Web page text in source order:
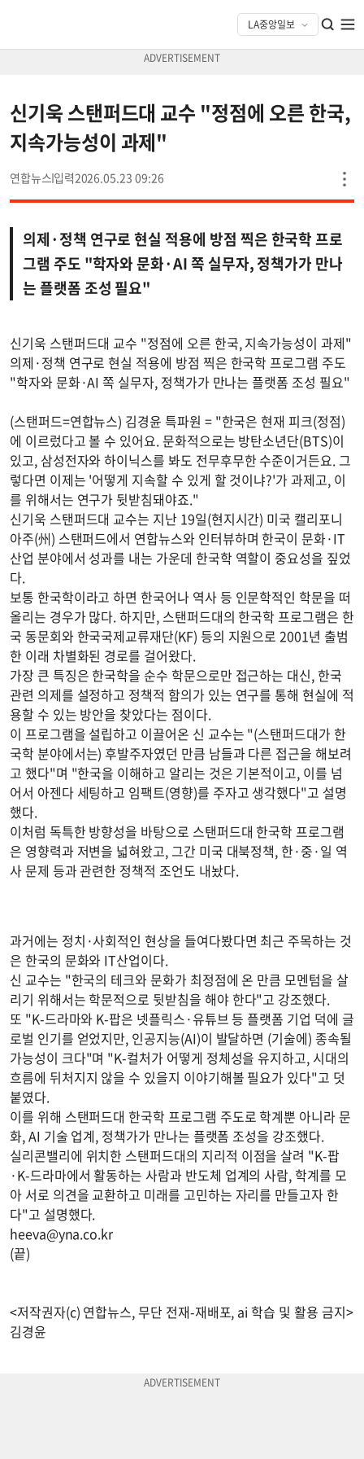
신기욱 스탠퍼드대 교수 "정점에 오른 한국,
지속가능성이 과제"
연합뉴스 2026.05.23 09:26
의제·정책 연구로 현실 적용에 방점 찍은 한국학 프로
그램 주도 "학자와 문화·AI 쪽 실무자, 정책가가 만나
는 플랫폼 조성 필요"
신기욱 스탠퍼드대 교수 "정점에 오른 한국, 지속가능성이 과제"
의제·정책 연구로 현실 적용에 방점 찍은 한국학 프로그램 주도
"학자와 문화·AI 쪽 실무자, 정책가가 만나는 플랫폼 조성 필요"
(스탠퍼드=연합뉴스) 김경윤 특파원 = "한국은 현재 피크(정점)
에 이르렀다고 볼 수 있어요. 문화적으로는 방탄소년단(BTS)이
있고, 삼성전자와 하이닉스를 봐도 전무후무한 수준이거든요. 그
렇다면 이제는 '어떻게 지속할 수 있게 할 것이냐?'가 과제고, 이
를 위해서는 연구가 뒷받침돼야죠."
신기욱 스탠퍼드대 교수는 지난 19일(현지시간) 미국 캘리포니
아주(州) 스탠퍼드에서 연합뉴스와 인터뷰하며 한국이 문화·IT
산업 분야에서 성과를 내는 가운데 한국학 역할이 중요성을 짚었
다.
보통 한국학이라고 하면 한국어나 역사 등 인문학적인 학문을 떠
올리는 경우가 많다. 하지만, 스탠퍼드대의 한국학 프로그램은 한
국 동문회와 한국국제교류재단(KF) 등의 지원으로 2001년 출범
한 이래 차별화된 경로를 걸어왔다.
가장 큰 특징은 한국학을 순수 학문으로만 접근하는 대신, 한국
관련 의제를 설정하고 정책적 함의가 있는 연구를 통해 현실에 적
용할 수 있는 방안을 찾았다는 점이다.
이 프로그램을 설립하고 이끌어온 신 교수는 "(스탠퍼드대가 한
국학 분야에서는) 후발주자였던 만큼 남들과 다른 접근을 해보려
고 했다"며 "한국을 이해하고 알리는 것은 기본적이고, 이를 넘
어서 아젠다 세팅하고 임팩트(영향)를 주자고 생각했다"고 설명
했다.
이처럼 독특한 방향성을 바탕으로 스탠퍼드대 한국학 프로그램
은 영향력과 저변을 넓혀왔고, 그간 미국 대북정책, 한·중·일 역
사 문제 등과 관련한 정책적 조언도 내놨다.
과거에는 정치·사회적인 현상을 들여다봤다면 최근 주목하는 것
은 한국의 문화와 IT산업이다.
신 교수는 "한국의 테크와 문화가 최정점에 온 만큼 모멘텀을 살
리기 위해서는 학문적으로 뒷받침을 해야 한다"고 강조했다.
또 "K-드라마와 K-팝은 넷플릭스·유튜브 등 플랫폼 기업 덕에 글
로벌 인기를 얻었지만, 인공지능(AI)이 발달하면 (기술에) 종속될
가능성이 크다"며 "K-컬처가 어떻게 정체성을 유지하고, 시대의
흐름에 뒤처지지 않을 수 있을지 이야기해볼 필요가 있다"고 덧
붙였다.
이를 위해 스탠퍼드대 한국학 프로그램 주도로 학계뿐 아니라 문
화, AI 기술 업계, 정책가가 만나는 플랫폼 조성을 강조했다.
실리콘밸리에 위치한 스탠퍼드대의 지리적 이점을 살려 "K-팝
·K-드라마에서 활동하는 사람과 반도체 업계의 사람, 학계를 모
아 서로 의견을 교환하고 미래를 고민하는 자리를 만들고자 한
다"고 설명했다.
heeva@yna.co.kr
(끝)
<저작권자(c) 연합뉴스, 무단 전재-재배포, ai 학습 및 활용 금지>
김경윤